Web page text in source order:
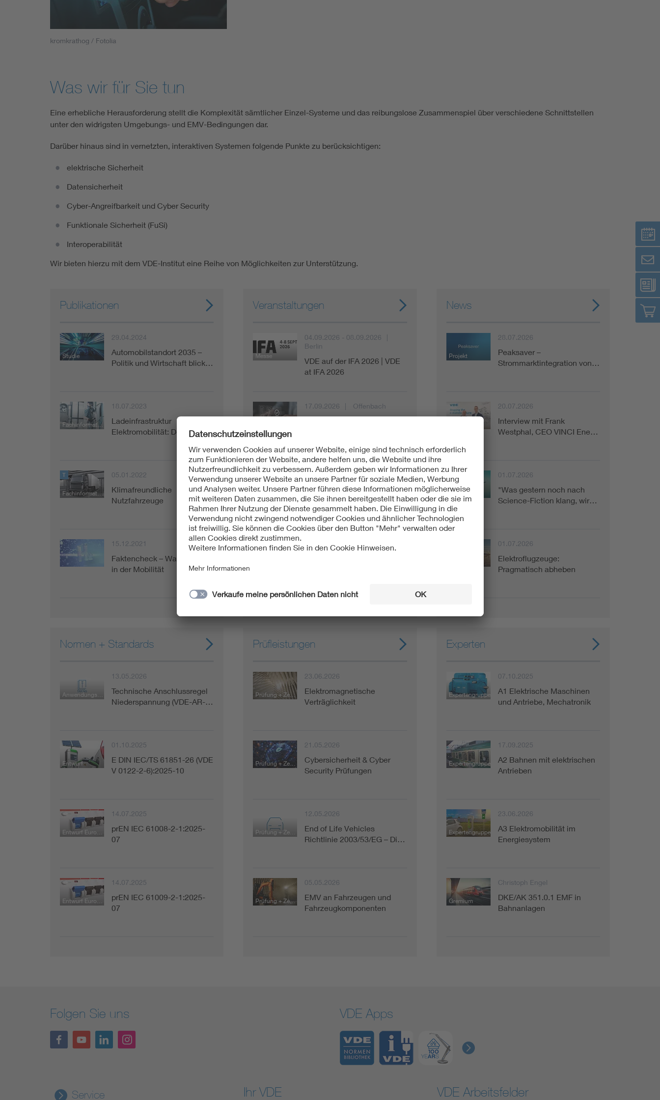
Mobility
Standards
kromkrathog / Fotolia
Was wir für Sie tun
Eine erhebliche Herausforderung stellt die Komplexität sämtlicher Einzel-Systeme und das reibungslose Zusammenspiel über verschiedene Schnittstellen
unter den widrigsten Umgebungs- und EMV-Bedingungen dar.
Darüber hinaus sind in vernetzten, interaktiven Systemen folgende Punkte zu berücksichtigen:
elektrische Sicherheit
Datensicherheit
Cyber-Angreifbarkeit und Cyber Security
Funktionale Sicherheit (FuSi)
Interoperabilität
Wir bieten hierzu mit dem VDE-Institut eine Reihe von Möglichkeiten zur Unterstützung.
Publikationen
Studie
29.04.2024
Automobilstandort 2035 –
Politik und Wirtschaft blick…
Fachinformation
18.07.2023
Ladeinfrastruktur
Elektromobilität: Der Tech…
Fachinformation
T 05.01.2022
Klimafreundliche
Nutzfahrzeuge
15.12.2021
Faktencheck – Wasserstoff
in der Mobilität
Veranstaltungen
Messe
04.09.2026 - 08.09.2026
Berlin
VDE auf der IFA 2026 | VDE
at IFA 2026
17.09.2026 Offenbach
Messe
27.09.2026 - 29.09.2026
Wolfsburg
VDE Institut auf der IZB 2026
04.11.2026 - 05.11.2026
Stockstadt
News
Projekt
28.07.2026
Peaksaver –
Strommarktintegration von…
20.07.2026
Interview mit Frank
Westphal, CEO VINCI Ene…
VDE dialog
01.07.2026
"Was gestern noch nach
Science-Fiction klang, wir…
01.07.2026
Elektroflugzeuge:
Pragmatisch abheben
Normen + Standards
13.05.2026
Technische Anschlussregel
Niederspannung (VDE-AR-…
Entwurf
01.10.2025
E DIN IEC/TS 61851-26 (VDE
V 0122-2-6):2025-10
Entwurf Europäische Norm
14.07.2025
prEN IEC 61008-2-1:2025-
07
Entwurf Europäische Norm
14.07.2025
prEN IEC 61009-2-1:2025-
07
Prüfleistungen
Prüfung + Zertifizierung
23.06.2026
Elektromagnetische
Verträglichkeit
Prüfung + Zertifizierung
21.05.2026
Cybersicherheit & Cyber
Security Prüfungen
12.05.2026
End of Life Vehicles
Richtlinie 2003/53/EG – Di…
Prüfung + Zertifizierung
05.05.2026
EMV an Fahrzeugen und
Fahrzeugkomponenten
Experten
Expertengruppe
07.10.2025
A1 Elektrische Maschinen
und Antriebe, Mechatronik
Expertengruppe
17.09.2025
A2 Bahnen mit elektrischen
Antrieben
Expertengruppe
23.06.2026
A3 Elektromobilität im
Energiesystem
Gremium
Christoph Engel
DKE/AK 351.0.1 EMF in
Bahnanlagen
Folgen Sie uns VDE Apps
Service Ihr VDE VDE Arbeitsfelder